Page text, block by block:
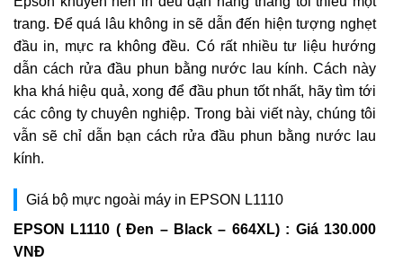
trang. Để quá lâu không in sẽ dẫn đến hiện tượng nghẹt
đầu in, mực ra không đều. Có rất nhiều tư liệu hướng
dẫn cách rửa đầu phun bằng nước lau kính. Cách này
kha khá hiệu quả, xong để đầu phun tốt nhất, hãy tìm tới
các công ty chuyên nghiệp. Trong bài viết này, chúng tôi
vẫn sẽ chỉ dẫn bạn cách rửa đầu phun bằng nước lau
kính.
Giá bộ mực ngoài máy in EPSON L1110
EPSON L1110 ( Đen – Black – 664XL) : Giá 130.000
VNĐ